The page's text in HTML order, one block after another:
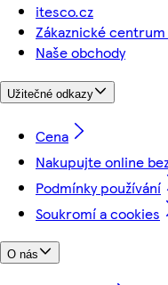
itesco.cz
Zákaznické
Naše obchody
Užitečné odkazy
Cena
Nakupujte online
Podmínky používání
Soukromí a cookies
O nás